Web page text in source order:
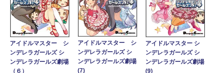
アイドルマスター シ
ンデレラガールズ シ
ンデレラガールズ劇場
（６）
アイドルマスター シ
ンデレラガールズ シ
ンデレラガールズ劇場
(7)
アイドルマスター シ
ンデレラガールズ シ
ンデレラガールズ劇場
(9)